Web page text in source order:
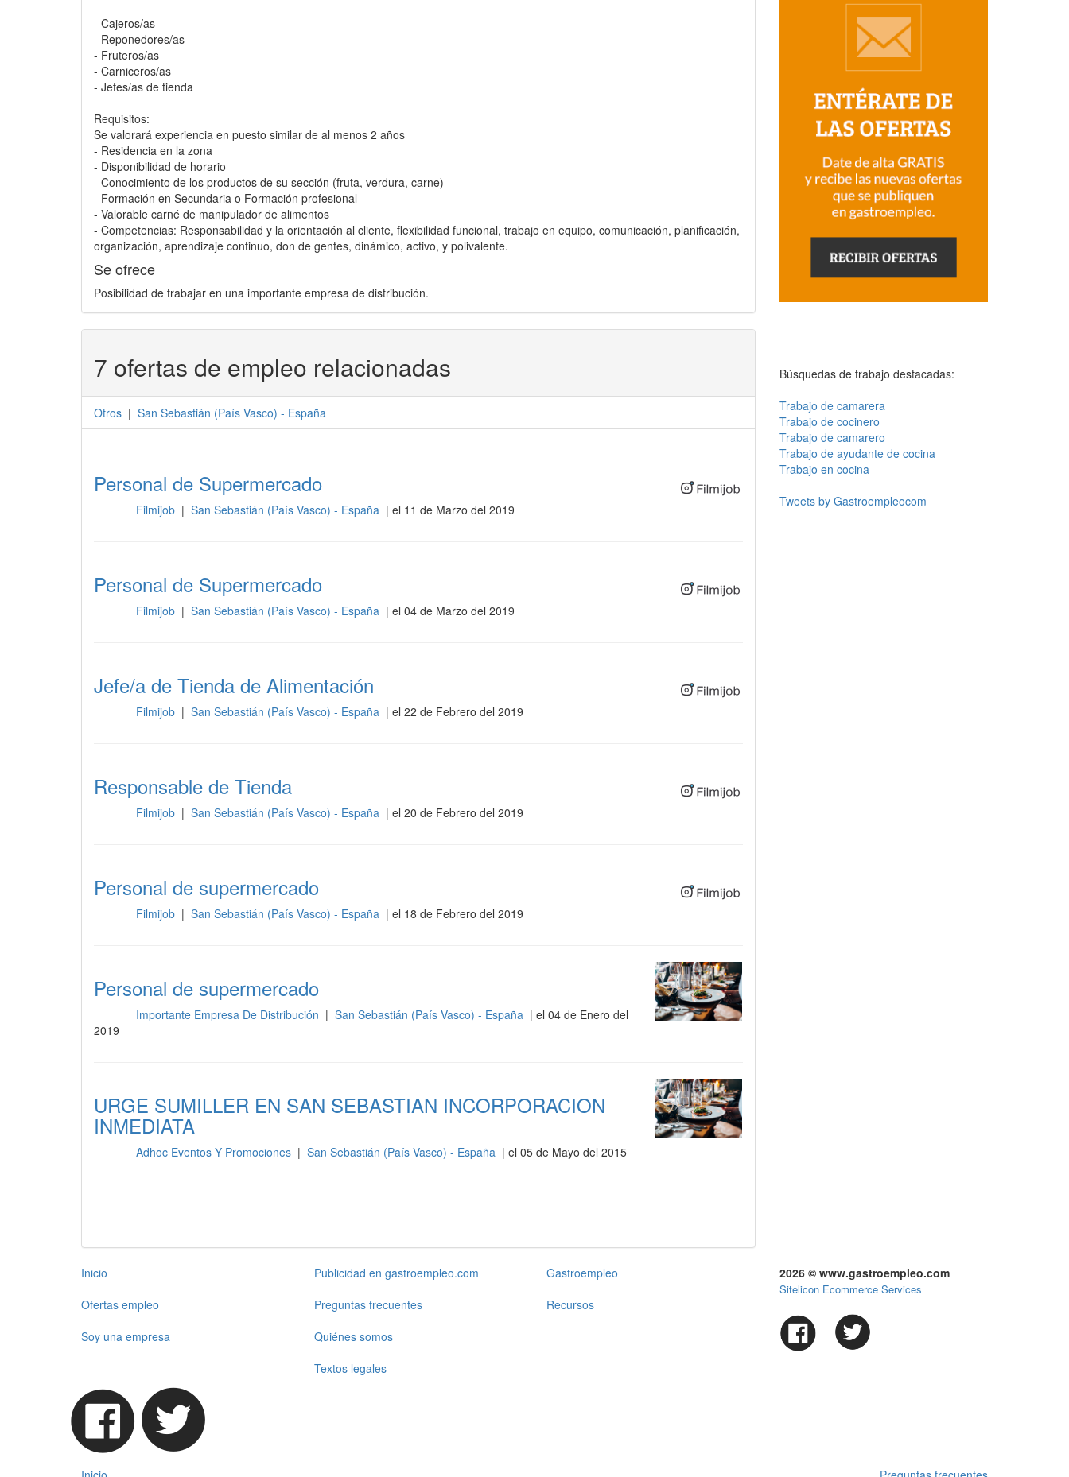
- Cajeros/as
- Reponedores/as
- Fruteros/as
- Carniceros/as
- Jefes/as de tienda
Requisitos:
Se valorará experiencia en puesto similar de al menos 2 años
- Residencia en la zona
- Disponibilidad de horario
- Conocimiento de los productos de su sección (fruta, verdura, carne)
- Formación en Secundaria o Formación profesional
- Valorable carné de manipulador de alimentos
- Competencias: Responsabilidad y la orientación al cliente, flexibilidad funcional, trabajo en equipo, comunicación, planificación,
organización, aprendizaje continuo, don de gentes, dinámico, activo, y polivalente.
Se ofrece
Posibilidad de trabajar en una importante empresa de distribución.
7 ofertas de empleo relacionadas
Otros | San Sebastián (País Vasco) - España
Personal de Supermercado
Filmijob | San Sebastián (País Vasco) - España | el 11 de Marzo del 2019
Personal de Supermercado
Filmijob | San Sebastián (País Vasco) - España | el 04 de Marzo del 2019
Jefe/a de Tienda de Alimentación
Filmijob | San Sebastián (País Vasco) - España | el 22 de Febrero del 2019
Responsable de Tienda
Filmijob | San Sebastián (País Vasco) - España | el 20 de Febrero del 2019
Personal de supermercado
Filmijob | San Sebastián (País Vasco) - España | el 18 de Febrero del 2019
Personal de supermercado
Importante Empresa De Distribución | San Sebastián (País Vasco) - España | el 04 de Enero del
2019
URGE SUMILLER EN SAN SEBASTIAN INCORPORACION
INMEDIATA
Adhoc Eventos Y Promociones | San Sebastián (País Vasco) - España | el 05 de Mayo del 2015
Búsquedas de trabajo destacadas:
Trabajo de camarera
Trabajo de cocinero
Trabajo de camarero
Trabajo de ayudante de cocina
Trabajo en cocina
Tweets by Gastroempleocom
Inicio
Ofertas empleo
Soy una empresa
Publicidad en gastroempleo.com
Preguntas frecuentes
Quiénes somos
Textos legales
Gastroempleo
Recursos
2026 © www.gastroempleo.com
Sitelicon Ecommerce Services